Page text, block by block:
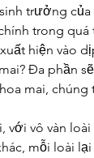
trưởng của
trong quá
hiện vào
Đa phần
mai, chúng
với vô vàn
mỗi loài